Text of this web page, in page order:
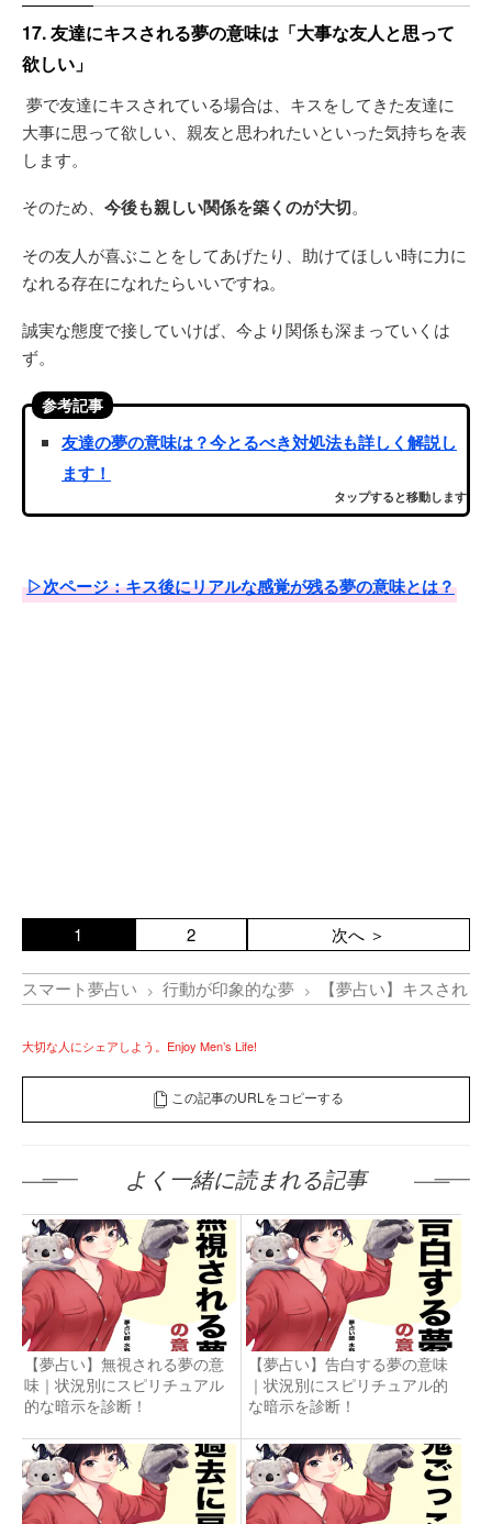
17. 友達にキスされる夢の意味は「大事な友人と思って
欲しい」
夢で友達にキスされている場合は、キスをしてきた友達に
大事に思って欲しい、親友と思われたいといった気持ちを表
します。
そのため、 今後も親しい関係を築くのが大切。
その友人が喜ぶことをしてあげたり、助けてほしい時に力に
なれる存在になれたらいいですね。
誠実な態度で接していけば、今より関係も深まっていくは
ず。
参考記事
友達の夢の意味は？今とるべき対処法も詳しく解説し
ます！
タップすると移動します
▷次ページ：キス後にリアルな感覚が残る夢の意味とは？
1 2 次へ ＞
スマート夢占い 行動が印象的な夢 【夢占い】キスされ
大切な人にシェアしよう。Enjoy Men’s Life!
この記事のURLをコピーする
よく一緒に読まれる記事
【夢占い】無視される夢の意
味｜状況別にスピリチュアル
的な暗示を診断！
【夢占い】告白する夢の意味
｜状況別にスピリチュアル的
な暗示を診断！